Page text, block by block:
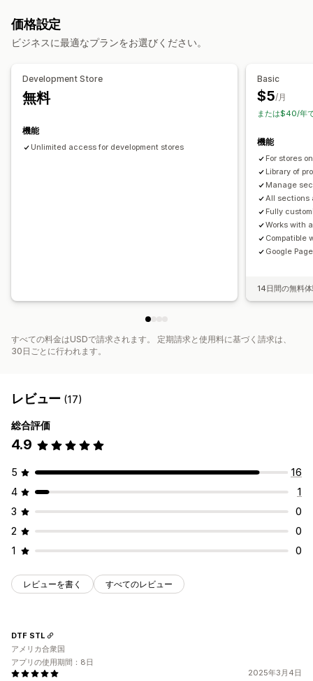
お礼ページ
404ページ プレスページ 採用情報ページ
テーマセクション
カスタムページ
編集ツール
グローバルセクション
グローバルスタイル
カスタムコード
A/Bテスト
価格設定
ビジネスに最適なプランをお選びください。
Development Store
無料
機能
Unlimited access for development stores
Basic
$5/月
または$40/年
機能
For stores
Library of
Manage
All sections
Fully
Works with
Compatible
Google
14日間の無料
すべての料金はUSDで請求されます。 定期請求と使用料に基づく請求は、
30日ごとに行われます。
レビュー (17)
総合評価
4.9
5
16
4
1
3
0
2
0
1
0
レビューを書く すべてのレビュー
2025年3月4日
DTF STL
アメリカ合衆国
アプリの使用期間：8日